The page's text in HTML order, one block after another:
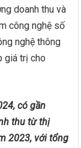
doanh thu và
công nghệ số
nghệ thông
giá trị cho
có gần
thu từ thị
2023, với tổng